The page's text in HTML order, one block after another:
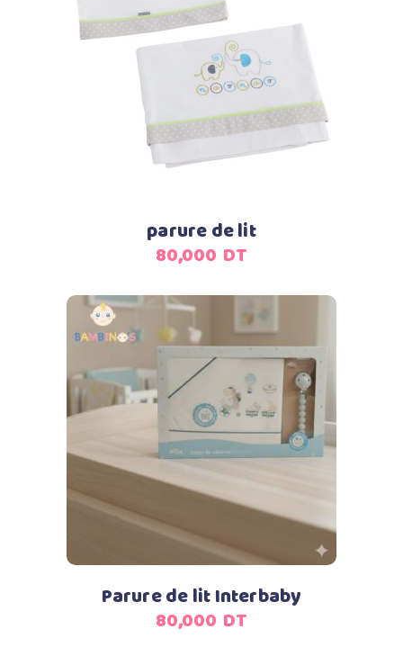
Ajouter au panier
parure de lit
80,000 DT
Ajouter au panier
Parure de lit Interbaby
80,000 DT